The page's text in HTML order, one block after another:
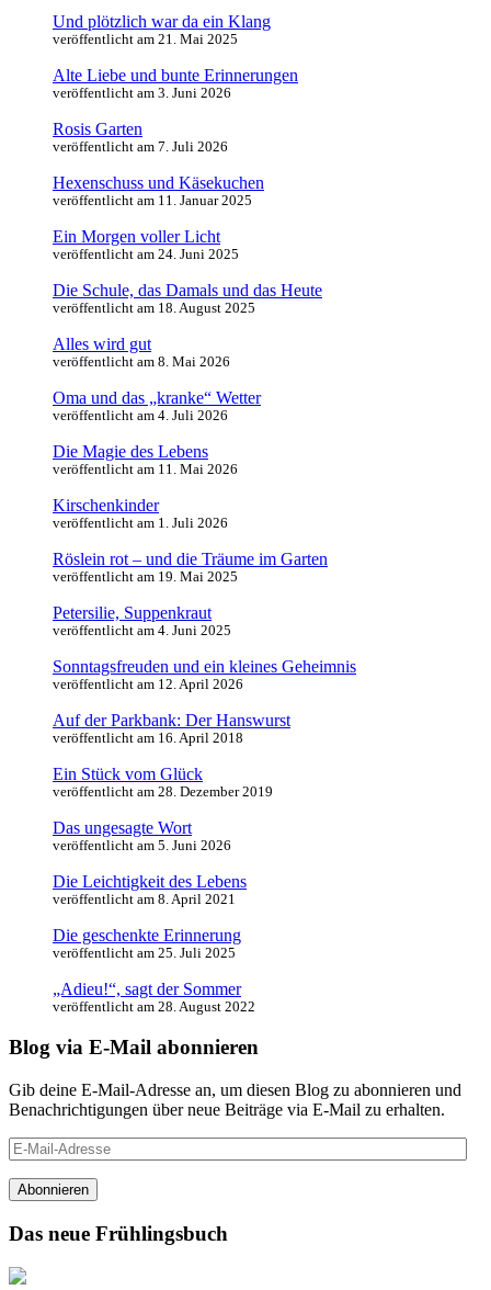
Und plötzlich war da ein Klang
veröffentlicht am 21. Mai 2025
Alte Liebe und bunte Erinnerungen
veröffentlicht am 3. Juni 2026
Rosis Garten
veröffentlicht am 7. Juli 2026
Hexenschuss und Käsekuchen
veröffentlicht am 11. Januar 2025
Ein Morgen voller Licht
veröffentlicht am 24. Juni 2025
Die Schule, das Damals und das Heute
veröffentlicht am 18. August 2025
Alles wird gut
veröffentlicht am 8. Mai 2026
Oma und das „kranke“ Wetter
veröffentlicht am 4. Juli 2026
Die Magie des Lebens
veröffentlicht am 11. Mai 2026
Kirschenkinder
veröffentlicht am 1. Juli 2026
Röslein rot – und die Träume im Garten
veröffentlicht am 19. Mai 2025
Petersilie, Suppenkraut
veröffentlicht am 4. Juni 2025
Sonntagsfreuden und ein kleines Geheimnis
veröffentlicht am 12. April 2026
Auf der Parkbank: Der Hanswurst
veröffentlicht am 16. April 2018
Ein Stück vom Glück
veröffentlicht am 28. Dezember 2019
Das ungesagte Wort
veröffentlicht am 5. Juni 2026
Die Leichtigkeit des Lebens
veröffentlicht am 8. April 2021
Die geschenkte Erinnerung
veröffentlicht am 25. Juli 2025
„Adieu!“, sagt der Sommer
veröffentlicht am 28. August 2022
Blog via E-Mail abonnieren
Gib deine E-Mail-Adresse an, um diesen Blog zu abonnieren und
Benachrichtigungen über neue Beiträge via E-Mail zu erhalten.
E-
Mail-
Adresse
Abonnieren
Das neue Frühlingsbuch